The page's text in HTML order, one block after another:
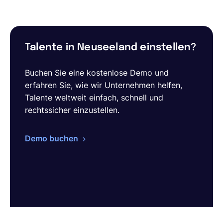
Talente in Neuseeland einstellen?
Buchen Sie eine kostenlose Demo und
erfahren Sie, wie wir Unternehmen helfen,
Talente weltweit einfach, schnell und
rechtssicher einzustellen.
Demo buchen